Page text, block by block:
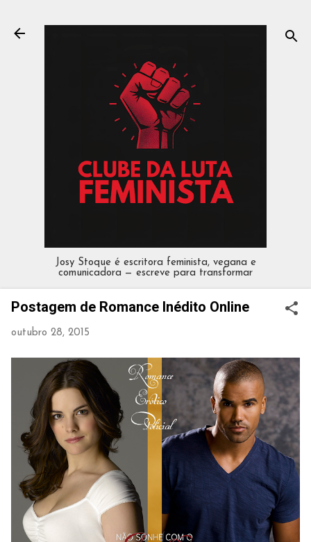
Josy Stoque é escritora feminista, vegana e
comunicadora — escreve para transformar
Postagem de Romance Inédito Online
outubro 28, 2015